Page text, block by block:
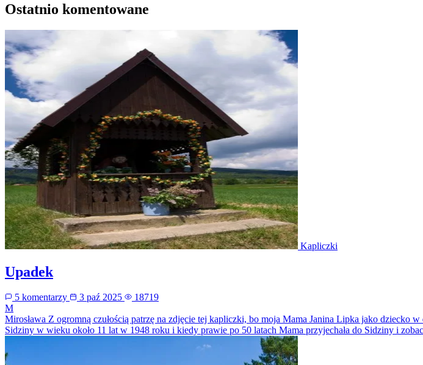
Ostatnio komentowane
Kapliczki
Upadek
5 komentarzy 3 paź 2025
18719
M
Mirosława Z ogromną czułością patrzę na zdjęcie tej kapliczki, bo moja Mama Janina Lipka jako dziecko
Sidziny w wieku około 11 lat w 1948 roku i kiedy prawie po 50 latach Mama przyjechała do Sidziny i